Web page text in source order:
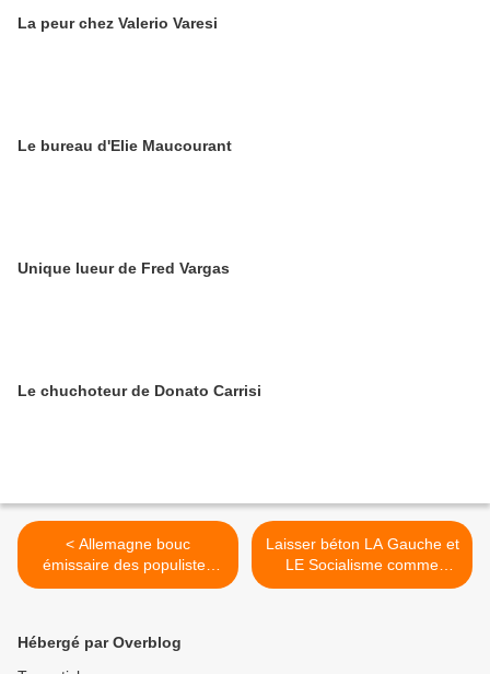
La peur chez Valerio Varesi
Le bureau d'Elie Maucourant
Unique lueur de Fred Vargas
Le chuchoteur de Donato Carrisi
< Allemagne bouc
émissaire des populistes
comme Claude Bartolone
Laisser béton LA Gauche et
LE Socialisme comme
Michéa (II) >
Hébergé par Overblog